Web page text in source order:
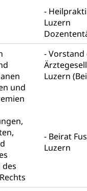
Luzern
und
Vorstand
Luzern
Beirat
Luzern
Sprengstoffe und
für
Schutzraum,
von Frau und